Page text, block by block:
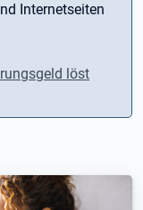
Internetseiten
löst